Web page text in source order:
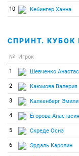
10 Кебингер Ханна
СПРИНТ. КУБОК
№ Игрок
1 Шевченко
2 Каюмова Валерия
3 Калкенберг Эмили
4 Егорова Анастасия
5 Скреде Оснэ
6 Эрдаль Каролин